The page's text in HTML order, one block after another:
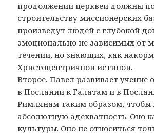
продолжении церквей должны
строительству миссионерских
произведут людей с глубокой
эмоционально не зависимых от
течений, но знающих, как
Христоцентричной истиной.
Второе, Павел развивает учение
в Послании к Галатам и в
Римлянам таким образом, чтобы
абсолютную адекватность. Оно
культуры. Оно не относиться